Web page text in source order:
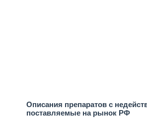
Описания препаратов с
поставляемые на рынок РФ